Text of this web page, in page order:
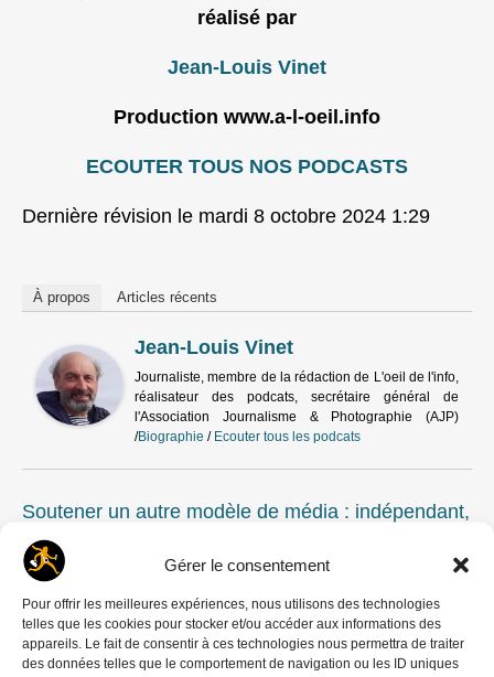
Gérer le consentement
Pour offrir les meilleures expériences, nous utilisons des technologies
telles que les cookies pour stocker et/ou accéder aux informations des
appareils. Le fait de consentir à ces technologies nous permettra de traiter
des données telles que le comportement de navigation ou les ID uniques
réalisé par
Jean-Louis Vinet
Production www.a-l-oeil.info
ECOUTER TOUS NOS PODCASTS
Dernière révision le mardi 8 octobre 2024 1:29
À propos Articles récents
Jean-Louis Vinet
Journaliste, membre de la rédaction de L'oeil de l'info,
réalisateur des podcats, secrétaire général de
l'Association Journalisme & Photographie (AJP)
/Biographie / Ecouter tous les podcats
Soutener un autre modèle de média : indépendant,
à but non lucratif, et en accès libre. Faire un don !
Rubriques
ACTUALITES
Mots-clés